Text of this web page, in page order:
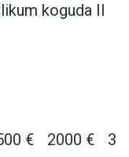
koguda II
€ 2000 €